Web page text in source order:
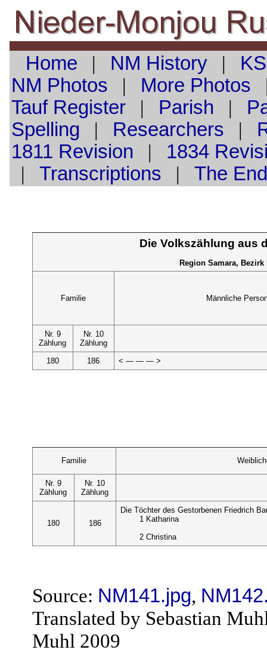
Home | NM History|
NM Photos | More Photos
TaufRegister| Parish |
Spelling | Researchers |
1811 Revision | 1834
| Transcriptions | The End
Die Volkszählung aus
Region Samara,
Familie Männliche
Nr. 9
Zählung
Nr. 10
Zählung
180
186 < — — — >
Familie
Nr. 9
Zählung
Nr. 10
Zählung
180 186
Die Töchter des Gestorbenen Friedrich
1 Katharina
2 Christina
Source: NM141.jpg,
Translated by Sebastian
Muhl 2009